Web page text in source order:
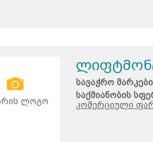
ლოგო
სავაჭრო
საქმიანობის
კომერციული